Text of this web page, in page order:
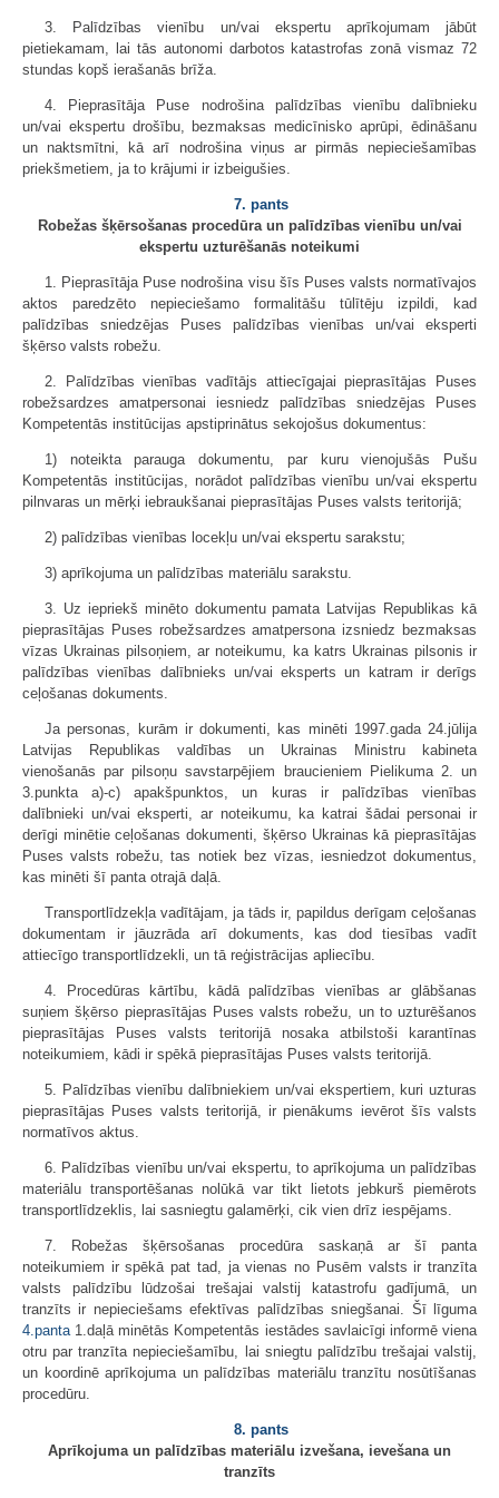
3. Palīdzības vienību un/vai ekspertu aprīkojumam jābūt
pietiekamam, lai tās autonomi darbotos katastrofas zonā vismaz 72
stundas kopš ierašanās brīža.
4. Pieprasītāja Puse nodrošina palīdzības vienību dalībnieku
un/vai ekspertu drošību, bezmaksas medicīnisko aprūpi, ēdināšanu
un naktsmītni, kā arī nodrošina viņus ar pirmās nepieciešamības
priekšmetiem, ja to krājumi ir izbeigušies.
7. pants
Robežas šķērsošanas procedūra un palīdzības vienību un/vai
ekspertu uzturēšanās noteikumi
1. Pieprasītāja Puse nodrošina visu šīs Puses valsts normatīvajos
aktos paredzēto nepieciešamo formalitāšu tūlītēju izpildi, kad
palīdzības sniedzējas Puses palīdzības vienības un/vai eksperti
šķērso valsts robežu.
2. Palīdzības vienības vadītājs attiecīgajai pieprasītājas Puses
robežsardzes amatpersonai iesniedz palīdzības sniedzējas Puses
Kompetentās institūcijas apstiprinātus sekojošus dokumentus:
1) noteikta parauga dokumentu, par kuru vienojušās Pušu
Kompetentās institūcijas, norādot palīdzības vienību un/vai ekspertu
pilnvaras un mērķi iebraukšanai pieprasītājas Puses valsts teritorijā;
2) palīdzības vienības locekļu un/vai ekspertu sarakstu;
3) aprīkojuma un palīdzības materiālu sarakstu.
3. Uz iepriekš minēto dokumentu pamata Latvijas Republikas kā
pieprasītājas Puses robežsardzes amatpersona izsniedz bezmaksas
vīzas Ukrainas pilsoņiem, ar noteikumu, ka katrs Ukrainas pilsonis ir
palīdzības vienības dalībnieks un/vai eksperts un katram ir derīgs
ceļošanas dokuments.
Ja personas, kurām ir dokumenti, kas minēti 1997.gada 24.jūlija
Latvijas Republikas valdības un Ukrainas Ministru kabineta
vienošanās par pilsoņu savstarpējiem braucieniem Pielikuma 2. un
3.punkta a)-c) apakšpunktos, un kuras ir palīdzības vienības
dalībnieki un/vai eksperti, ar noteikumu, ka katrai šādai personai ir
derīgi minētie ceļošanas dokumenti, šķērso Ukrainas kā pieprasītājas
Puses valsts robežu, tas notiek bez vīzas, iesniedzot dokumentus,
kas minēti šī panta otrajā daļā.
Transportlīdzekļa vadītājam, ja tāds ir, papildus derīgam ceļošanas
dokumentam ir jāuzrāda arī dokuments, kas dod tiesības vadīt
attiecīgo transportlīdzekli, un tā reģistrācijas apliecību.
4. Procedūras kārtību, kādā palīdzības vienības ar glābšanas
suņiem šķērso pieprasītājas Puses valsts robežu, un to uzturēšanos
pieprasītājas Puses valsts teritorijā nosaka atbilstoši karantīnas
noteikumiem, kādi ir spēkā pieprasītājas Puses valsts teritorijā.
5. Palīdzības vienību dalībniekiem un/vai ekspertiem, kuri uzturas
pieprasītājas Puses valsts teritorijā, ir pienākums ievērot šīs valsts
normatīvos aktus.
6. Palīdzības vienību un/vai ekspertu, to aprīkojuma un palīdzības
materiālu transportēšanas nolūkā var tikt lietots jebkurš piemērots
transportlīdzeklis, lai sasniegtu galamērķi, cik vien drīz iespējams.
7. Robežas šķērsošanas procedūra saskaņā ar šī panta
noteikumiem ir spēkā pat tad, ja vienas no Pusēm valsts ir tranzīta
valsts palīdzību lūdzošai trešajai valstij katastrofu gadījumā, un
tranzīts ir nepieciešams efektīvas palīdzības sniegšanai. Šī līguma
4.panta1.daļā minētās Kompetentās iestādes savlaicīgi informē viena
otru par tranzīta nepieciešamību, lai sniegtu palīdzību trešajai valstij,
un koordinē aprīkojuma un palīdzības materiālu tranzītu nosūtīšanas
procedūru.
8. pants
Aprīkojuma un palīdzības materiālu izvešana, ievešana un
tranzīts